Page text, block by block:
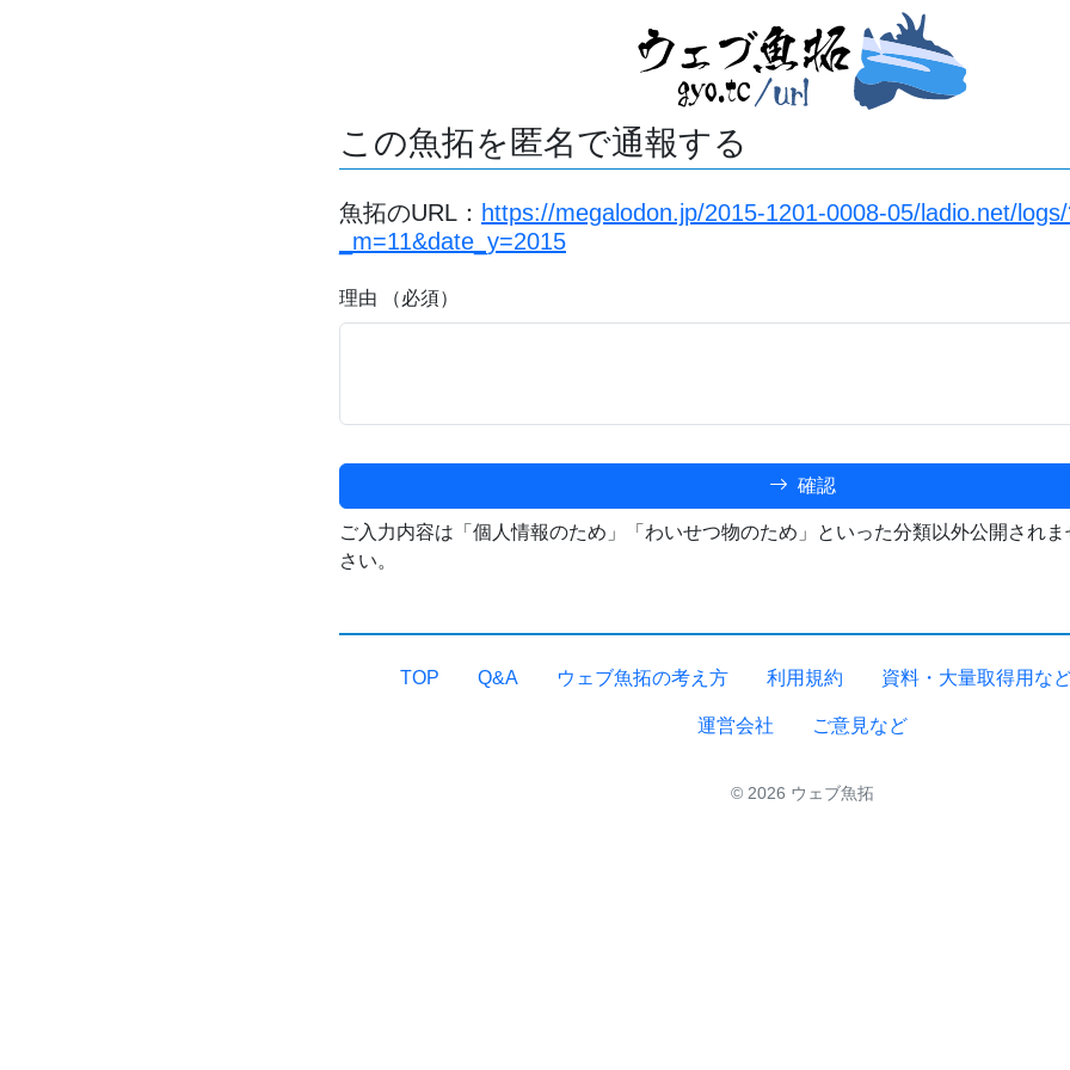
この魚拓を匿名で通報する
魚拓のURL： https://megalodon.jp/2015-1201-0008-05/ladio.net/
_m=11&date_y=2015
理由 （必須）
確認
ご入力内容は「個人情報のため」「わいせつ物のため」といった分類以外公開され
さい。
TOP Q&A ウェブ魚拓の考え方 利用規約 資料・大量取得用な
運営会社 ご意見など
© 2026 ウェブ魚拓